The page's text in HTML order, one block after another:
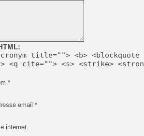
[GK] Oubliez Crazy Taxi,
[LS] [Switch] NSZ 5.0.0
[GK] No More Room in
[GK] Un chatbot Atelier
[GK] Mémoire cash -
[GK] Nvidia : le prix des
[GK] Suikoden Star Leap
[Mo5] La mini borne
[GK] Le studio de FIFA
[GK] La PlayStation 1 en
[GK] GTA 6 : Rockstar
title=""> <b> <blockquote
<q cite=""> <s> <strike>
*
email *
internet